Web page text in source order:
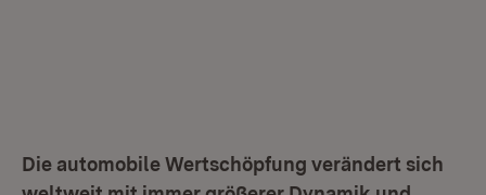
Die automobile Wertschöpfung verändert sich